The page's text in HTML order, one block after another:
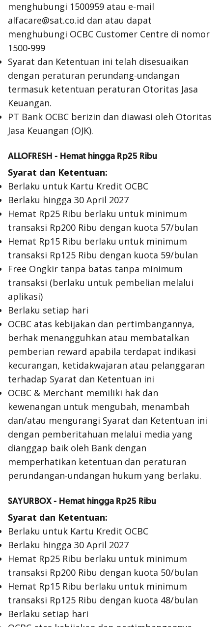
menghubungi 1500959 atau e-mail
alfacare@sat.co.id dan atau dapat
menghubungi OCBC Customer Centre di nomor
1500-999
Syarat dan Ketentuan ini telah disesuaikan
dengan peraturan perundang-undangan
termasuk ketentuan peraturan Otoritas Jasa
Keuangan.
PT Bank OCBC berizin dan diawasi oleh Otoritas
Jasa Keuangan (OJK).
ALLOFRESH - Hemat hingga Rp25 Ribu
Syarat dan Ketentuan:
Berlaku untuk Kartu Kredit OCBC
Berlaku hingga 30 April 2027
Hemat Rp25 Ribu berlaku untuk minimum
transaksi Rp200 Ribu dengan kuota 57/bulan
Hemat Rp15 Ribu berlaku untuk minimum
transaksi Rp125 Ribu dengan kuota 59/bulan
Free Ongkir tanpa batas tanpa minimum
transaksi (berlaku untuk pembelian melalui
aplikasi)
Berlaku setiap hari
OCBC atas kebijakan dan pertimbangannya,
berhak menangguhkan atau membatalkan
pemberian reward apabila terdapat indikasi
kecurangan, ketidakwajaran atau pelanggaran
terhadap Syarat dan Ketentuan ini
OCBC & Merchant memiliki hak dan
kewenangan untuk mengubah, menambah
dan/atau mengurangi Syarat dan Ketentuan ini
dengan pemberitahuan melalui media yang
dianggap baik oleh Bank dengan
memperhatikan ketentuan dan peraturan
perundangan-undangan hukum yang berlaku.
SAYURBOX - Hemat hingga Rp25 Ribu
Syarat dan Ketentuan:
Berlaku untuk Kartu Kredit OCBC
Berlaku hingga 30 April 2027
Hemat Rp25 Ribu berlaku untuk minimum
transaksi Rp200 Ribu dengan kuota 50/bulan
Hemat Rp15 Ribu berlaku untuk minimum
transaksi Rp125 Ribu dengan kuota 48/bulan
Berlaku setiap hari